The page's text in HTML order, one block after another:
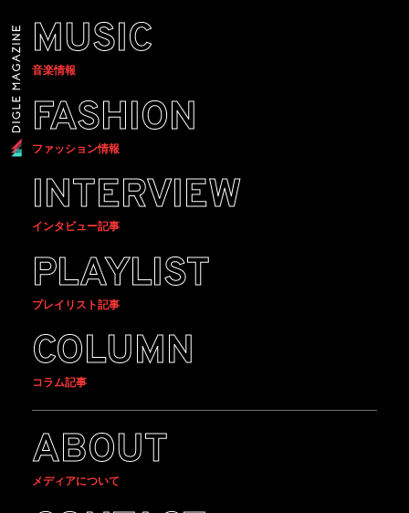
MUSIC
音楽情報
FASHION
ファッション情報
INTERVIEW
インタビュー記事
PLAYLIST
プレイリスト記事
COLUMN
コラム記事
ABOUT
メディアについて